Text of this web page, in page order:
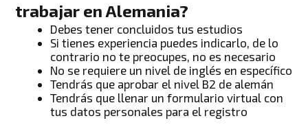
trabajar en Alemania?
Debes tener concluidos tus estudios
Si tienes experiencia puedes indicarlo, de lo
contrario no te preocupes, no es necesario
No se requiere un nivel de inglés en específico
Tendrás que aprobar el nivel B2 de alemán
Tendrás que llenar un formulario virtual con
tus datos personales para el registro